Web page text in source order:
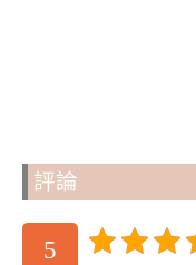
評論
5